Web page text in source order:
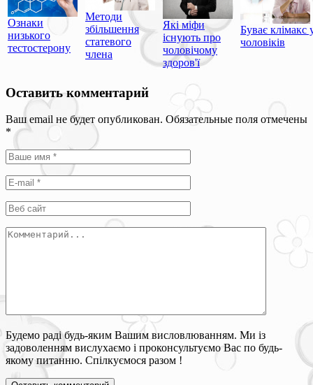
Ознаки
низького
тестостерону
Методи
збільшення
статевого
члена
Які міфи
існують про
чоловічому
здоров'ї
Буває клімакс
чоловіків
Оставить комментарий
Ваш email не будет опубликован. Обязательные поля отмечены
*
Будемо раді будь-яким Вашим висловлюванням. Ми із
задоволенням вислухаємо і проконсультуємо Вас по будь-
якому питанню. Спілкуємося разом !